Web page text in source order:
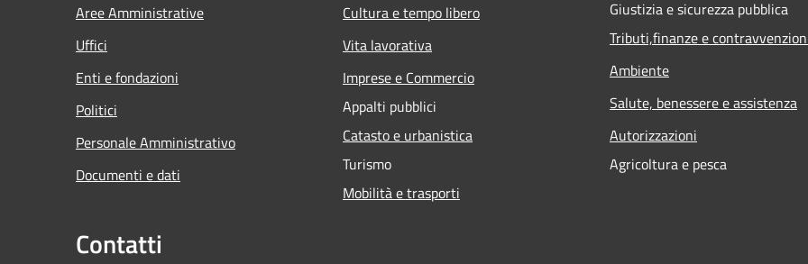
Aree Amministrative
Uffici
Enti e fondazioni
Politici
Personale Amministrativo
Documenti e dati
Cultura e tempo libero
Vita lavorativa
Imprese e Commercio
Appalti pubblici
Catasto e urbanistica
Turismo
Mobilità e trasporti
Giustizia e sicurezza pubblica
Tributi,finanze e
Ambiente
Salute, benessere e assistenza
Autorizzazioni
Agricoltura e pesca
Contatti